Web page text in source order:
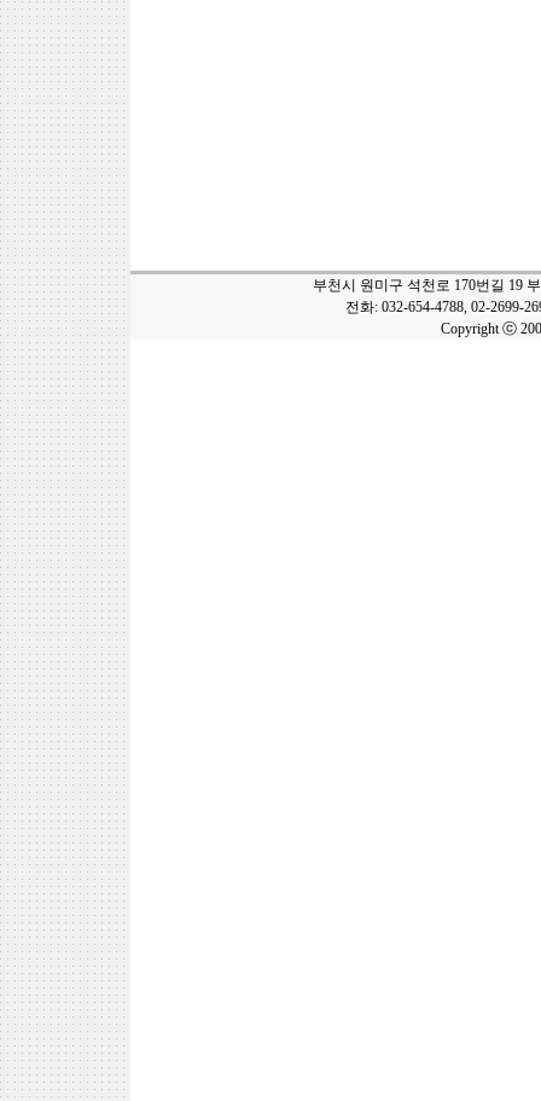
부천시 원미구 석천로 170번길 19
전화: 032-654-4788, 02-2699-
Copyright ⓒ